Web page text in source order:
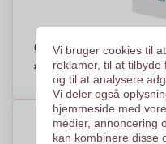
Øko Håndtaske -
€1,48 Efter stykke,
Vi bruger cookies til
reklamer, til at
og til at analysere
Vi deler også
hjemmeside med
medier, annoncering
kan kombinere disse